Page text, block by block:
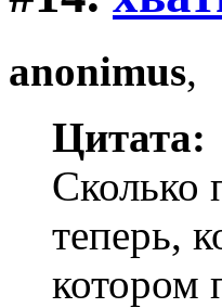
anonimus,
Цитата:
Сколько
теперь,
котором